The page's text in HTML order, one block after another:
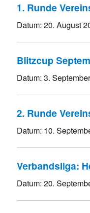
1. Runde
Datum:20. August
Blitzcup
Datum:3.
2. Runde
Datum: 10.
Verbandsliga:
Datum:20.